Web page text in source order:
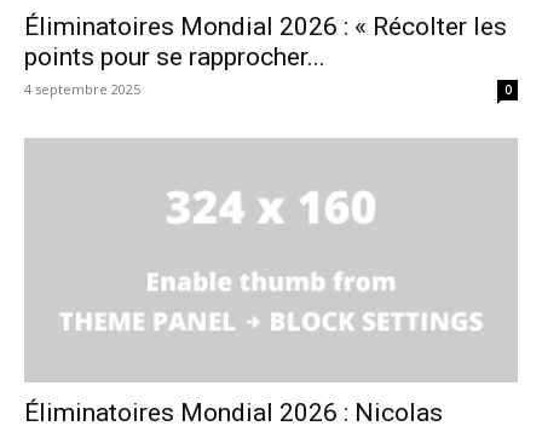
Éliminatoires Mondial 2026 : « Récolter les
points pour se rapprocher...
4 septembre 2025 0
Éliminatoires Mondial 2026 : Nicolas